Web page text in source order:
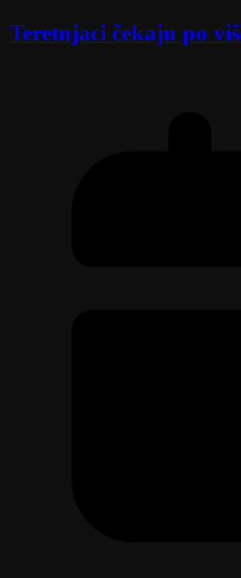
Teretnjaci čekaju po